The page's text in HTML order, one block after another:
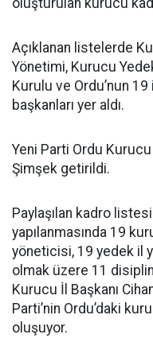
oluşturulan kurucu
Açıklanan listelerde
Yönetimi, Kurucu
Kurulu ve Ordu’nun
başkanları yer aldı.
Yeni Parti Ordu
Şimşek getirildi.
Paylaşılan kadro
yapılanmasında 19
yöneticisi, 19 yedek il
olmak üzere 11
Kurucu İl Başkanı
Parti’nin Ordu’daki
oluşuyor.